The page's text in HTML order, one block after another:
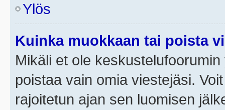
Ylös
Kuinka muokkaan tai poista
Mikäli et ole
poistaa vain omia viestejäsi.
rajoitetun ajan sen luomisen